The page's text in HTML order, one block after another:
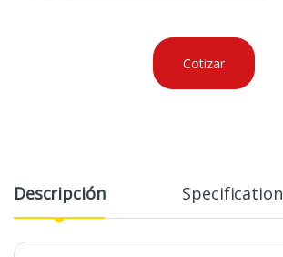
Cotizar
Descripción Specification